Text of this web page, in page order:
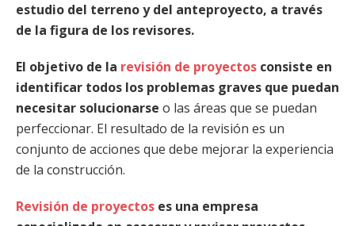
estudio del terreno y del anteproyecto, a través
de la figura de los revisores.
El objetivo de la revisión de proyectos consiste en
identificar todos los problemas graves que puedan
necesitar solucionarse o las áreas que se puedan
perfeccionar. El resultado de la revisión es un
conjunto de acciones que debe mejorar la experiencia
de la construcción.
Revisión de proyectos es una empresa